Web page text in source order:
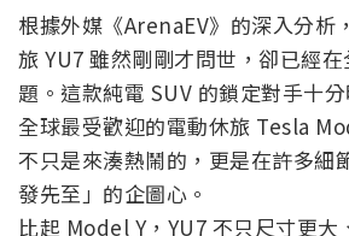
根據外媒《ArenaEV》的深入分析
旅 YU7 雖然剛剛才問世，卻已經
題。這款純電 SUV 的鎖定對手十
全球最受歡迎的電動休旅 Tesla
不只是來湊熱鬧的，更是在許多細
發先至」的企圖心。
比起 Model Y，YU7 不只尺寸更大